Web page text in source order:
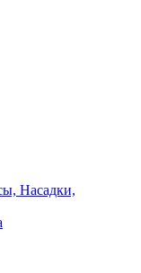
Насадки,